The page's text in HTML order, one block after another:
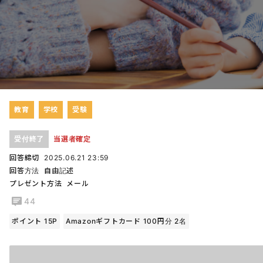
教育 学校 受験
受付終了 当選者確定
回答締切
2025.06.21 23:59
回答方法
自由記述
プレゼント方法
メール
44
ポイント 15P Amazonギフトカード 100円分 2名